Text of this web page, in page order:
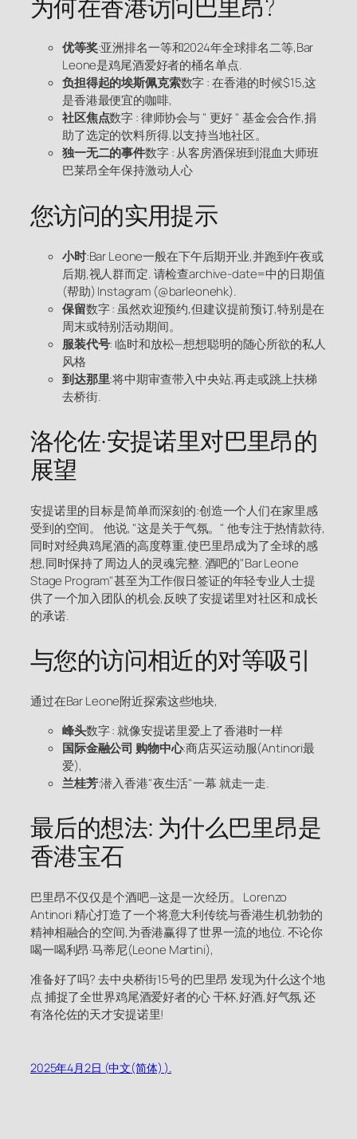
优等奖:亚洲排名一等和2024年全球排名二等,Bar
Leone是鸡尾酒爱好者的桶名单点.
负担得起的埃斯佩克索数字 : 在香港的时候$15,这
是香港最便宜的咖啡,
社区焦点数字 : 律师协会与 " 更好 " 基金会合作,捐
助了选定的饮料所得,以支持当地社区。
独一无二的事件数字 : 从客房酒保班到混血大师班
巴莱昂全年保持激动人心
您访问的实用提示
小时:Bar Leone一般在下午后期开业,并跑到午夜或
后期,视人群而定. 请检查archive-date=中的日期值
(帮助) Instagram (@barleonehk).
保留数字 : 虽然欢迎预约,但建议提前预订,特别是在
周末或特别活动期间。
服装代号: 临时和放松—想想聪明的随心所欲的私人
风格
到达那里:将中期审查带入中央站,再走或跳上扶梯
去桥街.
洛伦佐·安提诺里对巴里昂的
展望
安提诺里的目标是简单而深刻的:创造一个人们在家里感
受到的空间。 他说, "这是关于气氛。" 他专注于热情款待,
同时对经典鸡尾酒的高度尊重,使巴里昂成为了全球的感
想,同时保持了周边人的灵魂完整. 酒吧的"Bar Leone
Stage Program"甚至为工作假日签证的年轻专业人士提
供了一个加入团队的机会,反映了安提诺里对社区和成长
的承诺.
与您的访问相近的对等吸引
通过在Bar Leone附近探索这些地块,
峰头数字 : 就像安提诺里爱上了香港时一样
国际金融公司 购物中心:商店买运动服(Antinori最
爱),
兰桂芳:潜入香港"夜生活"一幕 就走一走.
最后的想法: 为什么巴里昂是
香港宝石
巴里昂不仅仅是个酒吧—这是一次经历。 Lorenzo
Antinori 精心打造了一个将意大利传统与香港生机勃勃的
精神相融合的空间,为香港赢得了世界一流的地位. 不论你
喝一喝利昂·马蒂尼(Leone Martini),
准备好了吗? 去中央桥街15号的巴里昂 发现为什么这个地
点 捕捉了全世界鸡尾酒爱好者的心 干杯,好酒,好气氛 还
有洛伦佐的天才安提诺里!
2025年4月2日 (中文(简体) ).